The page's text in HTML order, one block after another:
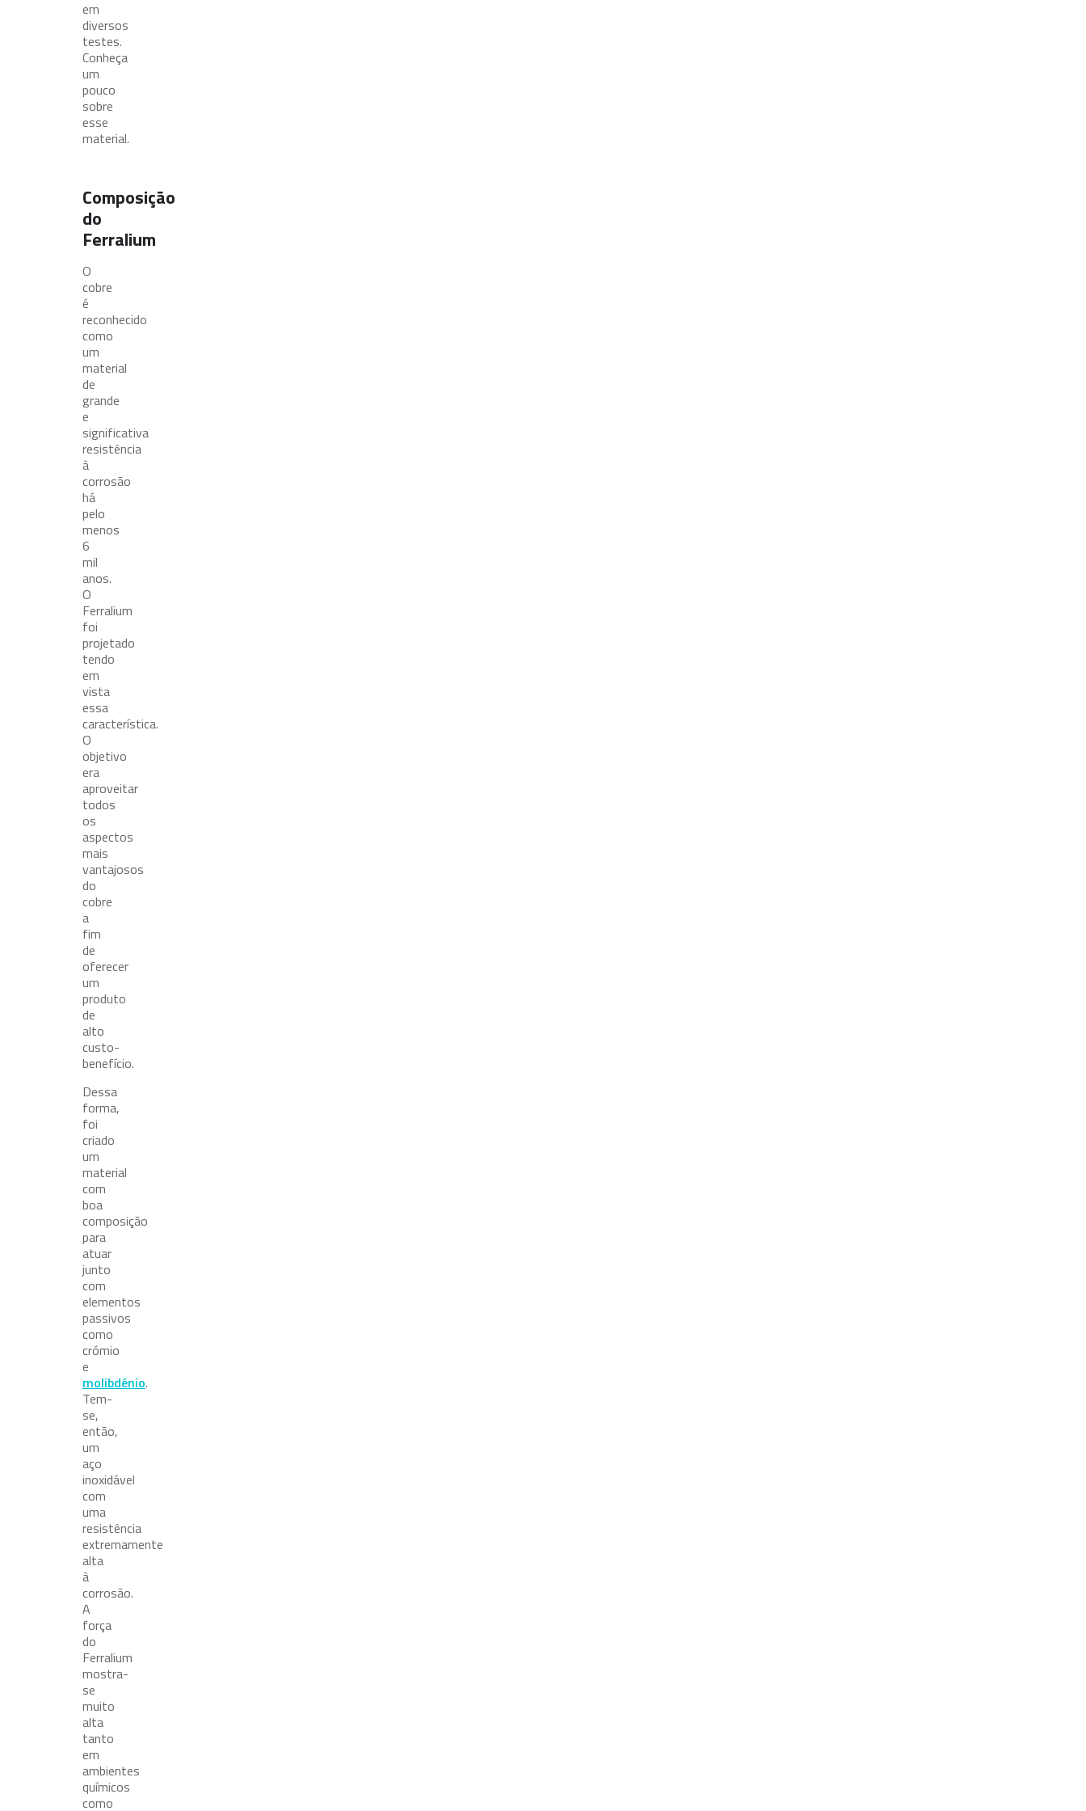
em
diversos
testes.
Conheça
um
pouco
sobre
esse
material.
Composição
do
Ferralium
O
cobre
é
reconhecido
como
um
material
de
grande
e
significativa
resistência
à
corrosão
há
pelo
menos
6
mil
anos.
O
Ferralium
foi
projetado
tendo
em
vista
essa
característica.
O
objetivo
era
aproveitar
todos
os
aspectos
mais
vantajosos
do
cobre
a
fim
de
oferecer
um
produto
de
alto
custo-
benefício.
Dessa
forma,
foi
criado
um
material
com
boa
composição
para
atuar
junto
com
elementos
passivos
como
crómio
e
molibdénio.
Tem-
se,
então,
um
aço
inoxidável
com
uma
resistência
extremamente
alta
à
corrosão.
A
força
do
Ferralium
mostra-
se
muito
alta
tanto
em
ambientes
químicos
como